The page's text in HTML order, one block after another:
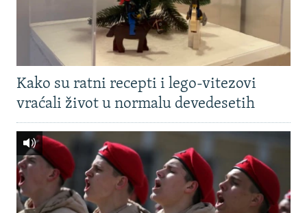
Kako su ratni recepti i lego-vitezovi
vraćali život u normalu devedesetih